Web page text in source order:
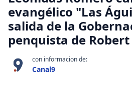
evangélico "Las
salida de la
penquista de
con informacion de:
Canal9